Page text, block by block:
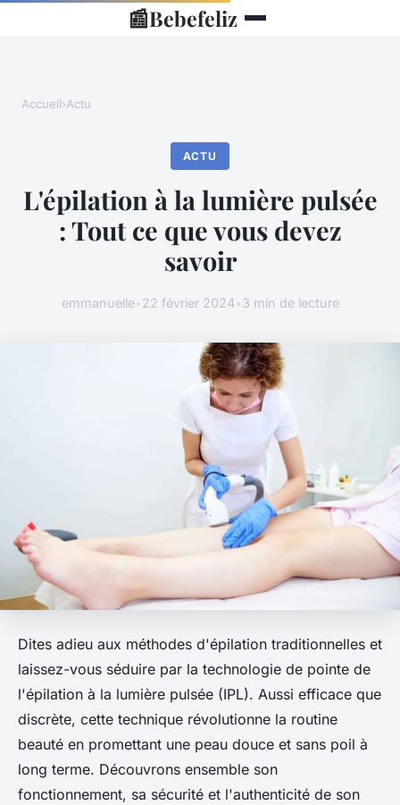
📰Bebefeliz
Accueil›Actu
ACTU
L'épilation à la lumière pulsée
: Tout ce que vous devez
savoir
emmanuelle•22 février 2024•3 min de lecture
Dites adieu aux méthodes d'épilation traditionnelles et
laissez-vous séduire par la technologie de pointe de
l'épilation à la lumière pulsée (IPL). Aussi efficace que
discrète, cette technique révolutionne la routine
beauté en promettant une peau douce et sans poil à
long terme. Découvrons ensemble son
fonctionnement, sa sécurité et l'authenticité de son